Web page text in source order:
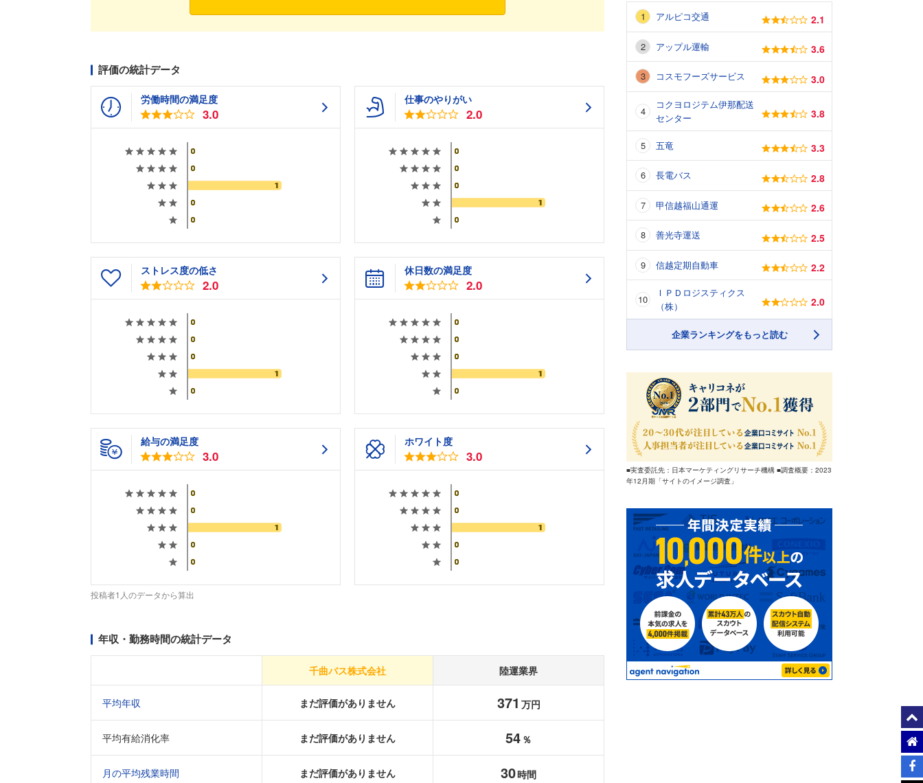
フォローしました
こちらの企業もフォローしませんか？
評価の統計データ
労働時間の満足度
3.0
仕事のやりがい
2.0
ストレス度の低さ
2.0
休日数の満足度
2.0
給与の満足度
3.0
ホワイト度
3.0
投稿者1人のデータから算出
年収・勤務時間の統計データ
千曲バス株式会社 陸運業界
平均年収 まだ評価がありません 371 万円
平均有給消化率 まだ評価がありません 54 ％
月の平均残業時間 まだ評価がありません 30時間
アルピコ交通 2.1
アップル運輸 3.6
コスモフーズサービス 3.0
コクヨロジテム伊那配送
センター
3.8
五竜 3.3
長電バス 2.8
甲信越福山通運 2.6
善光寺運送 2.5
信越定期自動車 2.2
ＩＰＤロジスティクス
（株）
2.0
企業ランキングをもっと読む
■実査委託先：日本マーケティングリサーチ機構 ■調査概要：2023
年12月期「サイトのイメージ調査」